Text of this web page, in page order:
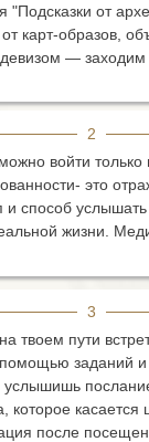
2
войти только
это
и способ
жизни.
3
твоем пути
заданий и
которое касается
после
"Подсказки от
от карт-образов,
—